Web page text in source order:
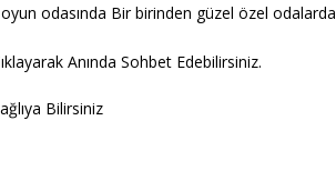
odasında Bir birinden güzel özel odalarda
Anında Sohbet Edebilirsiniz.
Bilirsiniz